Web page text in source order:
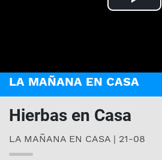
Play
LA MAÑANA EN CASA
Hierbas en Casa
LA MAÑANA EN CASA | 21-08